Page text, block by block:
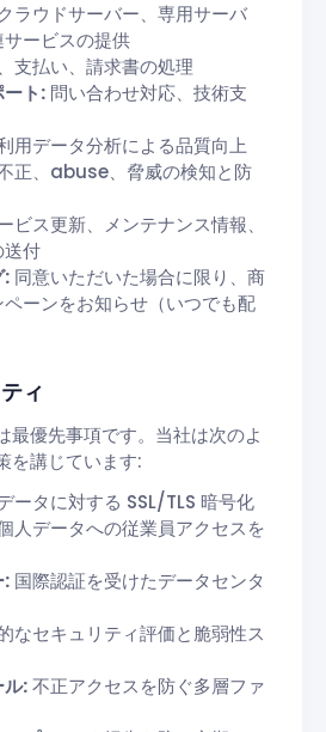
クラウドサーバー、専用サーバ
ービスの提供
支払い、請求書の処理
ート: 問い合わせ対応、技術支
用データ分析による品質向上
正、abuse、脅威の検知と防
ビス更新、メンテナンス情報、
送付
: 同意いただいた場合に限り、商
ーンをお知らせ（いつでも配
ィ
最優先事項です。当社は次のよ
を講じています:
ータに対する SSL/TLS 暗号化
人データへの従業員アクセスを
: 国際認証を受けたデータセンタ
なセキュリティ評価と脆弱性ス
ル:不正アクセスを防ぐ多層ファ